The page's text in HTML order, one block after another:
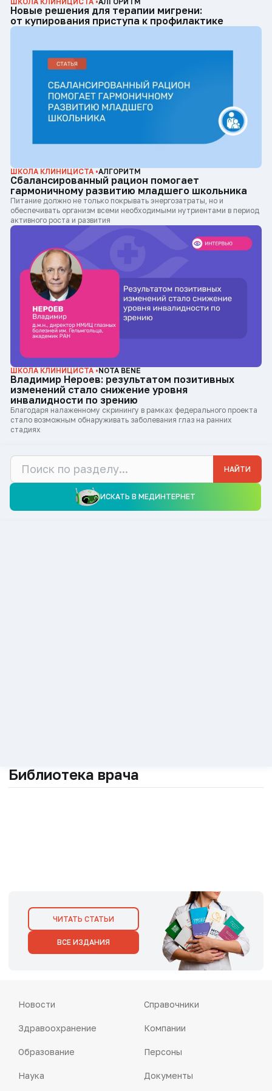
Новые решения для терапии мигрени:
от купирования приступа к профилактике
ШКОЛА КЛИНИЦИСТА •АЛГОРИТМ
Сбалансированный рацион помогает
гармоничному развитию младшего школьника
Питание должно не только покрывать энергозатраты, но и
обеспечивать организм всеми необходимыми нутриентами в период
активного роста и развития
ШКОЛА КЛИНИЦИСТА •NOTA BENE
Владимир Нероев: результатом позитивных
изменений стало снижение уровня
инвалидности по зрению
Благодаря налаженному скринингу в рамках федерального проекта
стало возможным обнаруживать заболевания глаз на ранних
стадиях
НАЙТИ
ИСКАТЬ В МЕДИНТЕРНЕТ
Библиотека врача
ЧИТАТЬ СТАТЬИ
ВСЕ ИЗДАНИЯ
Новости
Здравоохранение
Образование
Наука
Справочники
Компании
Персоны
Документы